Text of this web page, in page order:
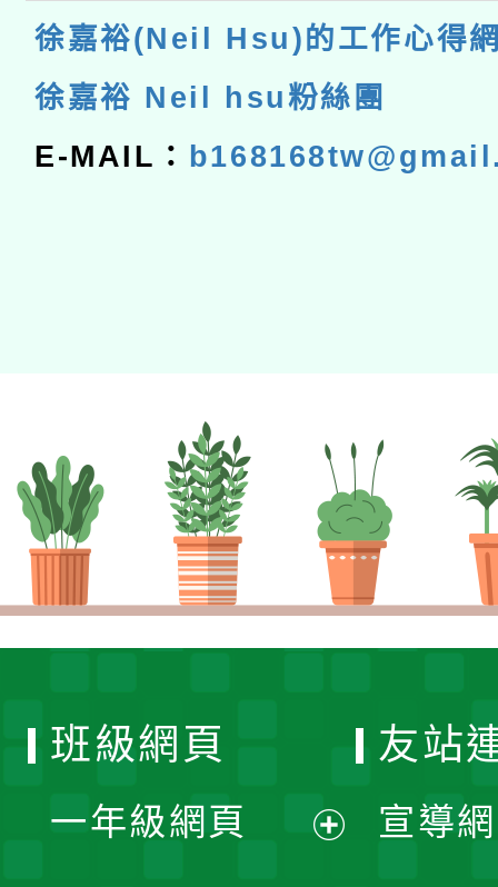
徐嘉裕(Neil Hsu)的工作心得
徐嘉裕 Neil hsu粉絲團
E-MAIL：
班級網頁
一年級網頁
友站
宣導